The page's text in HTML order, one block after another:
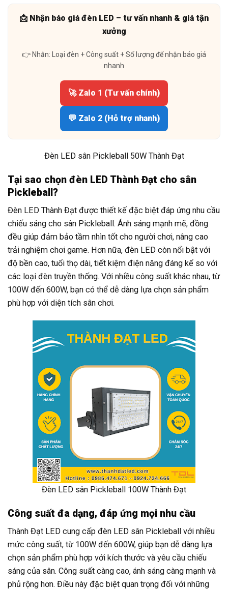
📩 Nhận báo giá đèn LED – tư vấn nhanh & giá tận
xưởng
👉 Nhắn: Loại đèn + Công suất + Số lượng để nhận báo giá
nhanh
🚀 Zalo 1 (Tư vấn chính)
💬 Zalo 2 (Hỗ trợ nhanh)
Đèn LED sân Pickleball 50W Thành Đạt
Tại sao chọn đèn LED Thành Đạt cho sân
Pickleball?
Đèn LED Thành Đạt được thiết kế đặc biệt đáp ứng nhu cầu
chiếu sáng cho sân Pickleball. Ánh sáng mạnh mẽ, đồng
đều giúp đảm bảo tầm nhìn tốt cho người chơi, nâng cao
trải nghiệm chơi game. Hơn nữa, đèn LED còn nổi bật với
độ bền cao, tuổi thọ dài, tiết kiệm điện năng đáng kể so với
các loại đèn truyền thống. Với nhiều công suất khác nhau, từ
100W đến 600W, bạn có thể dễ dàng lựa chọn sản phẩm
phù hợp với diện tích sân chơi.
Đèn LED sân Pickleball 100W Thành Đạt
Công suất đa dạng, đáp ứng mọi nhu cầu
Thành Đạt LED cung cấp đèn LED sân Pickleball với nhiều
mức công suất, từ 100W đến 600W, giúp bạn dễ dàng lựa
chọn sản phẩm phù hợp với kích thước và yêu cầu chiếu
sáng của sân. Công suất càng cao, ánh sáng càng mạnh và
phủ rộng hơn. Điều này đặc biệt quan trọng đối với những